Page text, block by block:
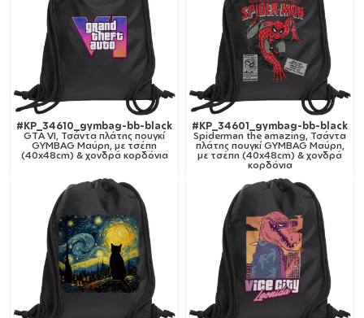
#KP_34610_gymbag-bb-black
GTA VI, Τσάντα πλάτης πουγκί
GYMBAG Μαύρη, με τσέπη
(40x48cm) & χονδρά κορδόνια
#KP_34601_gymbag-bb-black
Spiderman the amazing, Τσάντα
πλάτης πουγκί GYMBAG Μαύρη,
με τσέπη (40x48cm) & χονδρά
κορδόνια